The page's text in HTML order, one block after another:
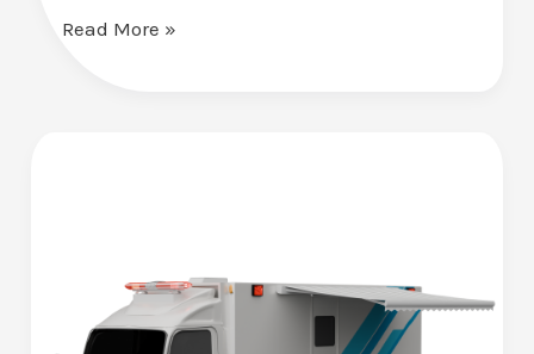
Read More »
Wheels:
Membawa